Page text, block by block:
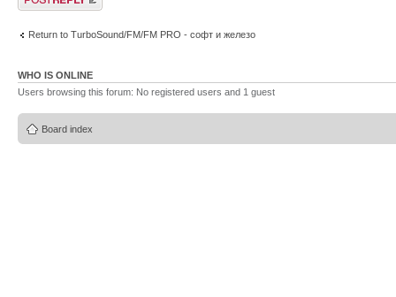
Return to TurboSound/FM/FM PRO - софт и железо
WHO IS ONLINE
Users browsing this forum: No registered users and 1 guest
Board index